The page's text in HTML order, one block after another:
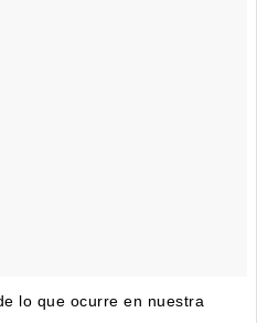
lo que ocurre en nuestra